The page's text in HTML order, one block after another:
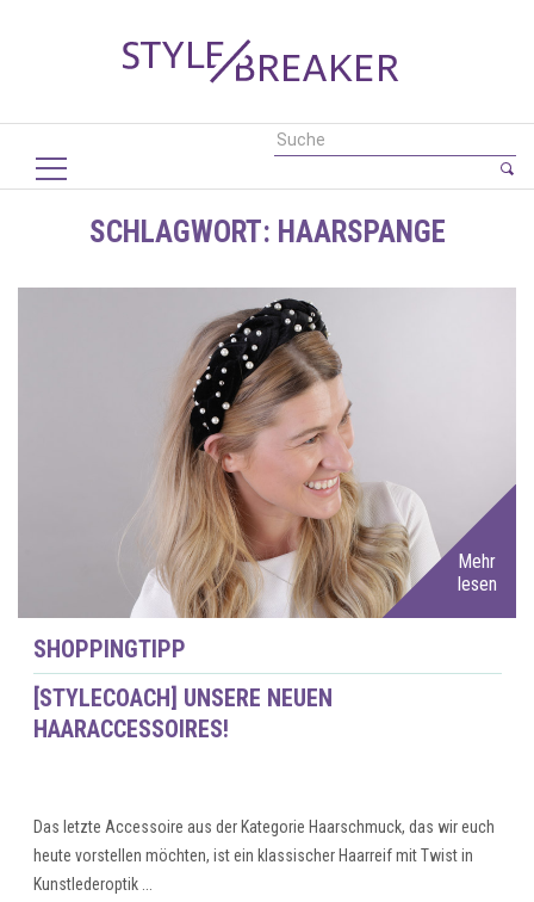
SCHLAGWORT: HAARSPANGE
Mehr
lesen
SHOPPINGTIPP
[STYLECOACH] UNSERE NEUEN
HAARACCESSOIRES!
Das letzte Accessoire aus der Kategorie Haarschmuck, das wir euch
heute vorstellen möchten, ist ein klassischer Haarreif mit Twist in
Kunstlederoptik ...